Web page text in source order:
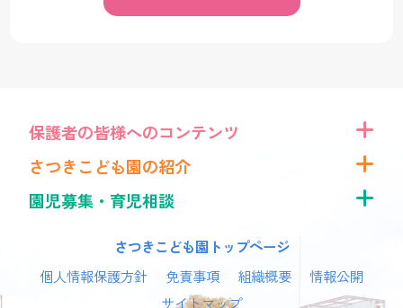
保護者の皆様へのコンテンツ
さつきこども園の紹介
園児募集・育児相談
さつきこども園トップページ
個人情報保護方針
免責事項 組織概要
情報公開
サイトマップ